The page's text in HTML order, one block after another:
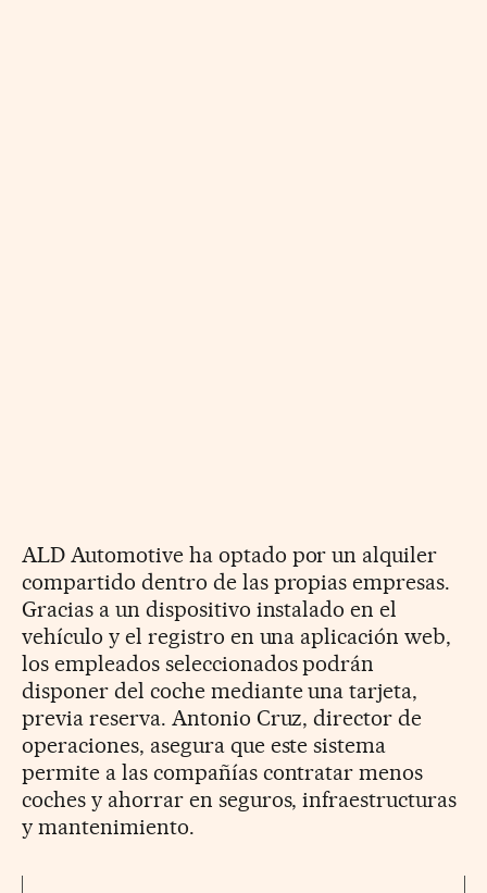
ALD Automotive ha optado por un alquiler
compartido dentro de las propias empresas.
Gracias a un dispositivo instalado en el
vehículo y el registro en una aplicación web,
los empleados seleccionados podrán
disponer del coche mediante una tarjeta,
previa reserva. Antonio Cruz, director de
operaciones, asegura que este sistema
permite a las compañías contratar menos
coches y ahorrar en seguros, infraestructuras
y mantenimiento.